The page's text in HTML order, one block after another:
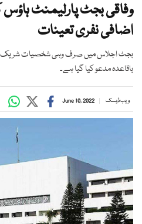
وفاقی بجٹ پارلیمنٹ
اضافی نفری تعینات
بجٹ اجلاس میں صرف وہی شخصیات شریک
باقاعدہ مدعو کیا گیا ہے۔
ویب ڈیسک June 10, 2022